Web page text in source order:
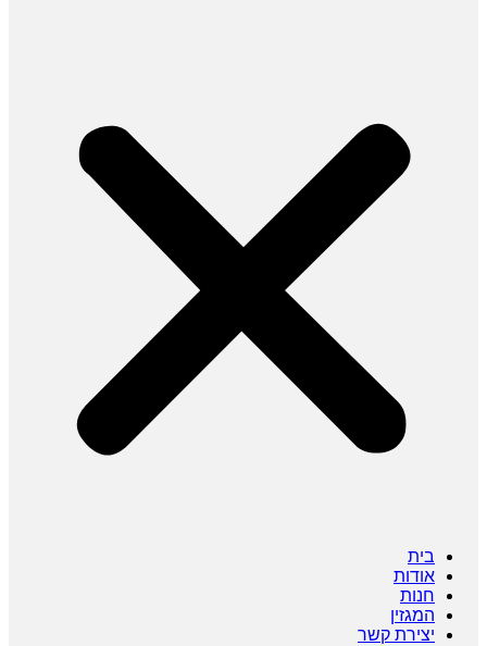
בית
אודות
חנות
המגזין
יצירת קשר